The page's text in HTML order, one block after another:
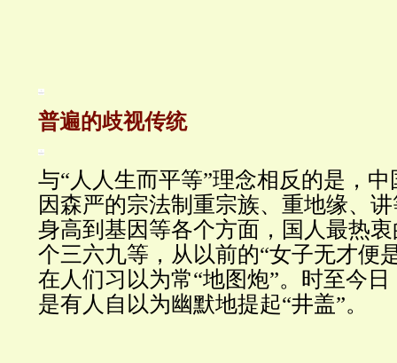
普遍的歧视传统
与“人人生而平等”理念相反的是，
因森严的宗法制重宗族、重地缘、
身高到基因等各个方面，国人最热
个三六九等，从以前的“女子无才便
在人们习以为常“地图炮”。时至今
是有人自以为幽默地提起“井盖”。